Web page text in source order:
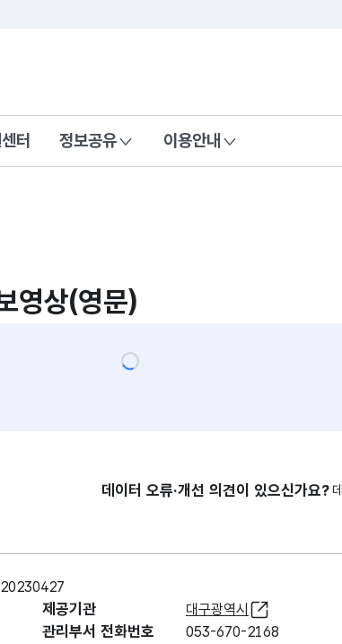
터 정보공유 이용안내
영상(영문)
데이터 오류·개선 의견이 있으신가요?
제공기관 대구광역시
관리부서 전화번호 053-670-2168